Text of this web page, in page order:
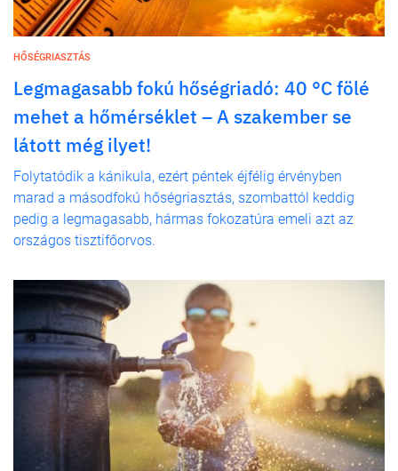
HŐSÉGRIASZTÁS
Legmagasabb fokú hőségriadó: 40 °C fölé
mehet a hőmérséklet – A szakember se
látott még ilyet!
Folytatódik a kánikula, ezért péntek éjfélig érvényben
marad a másodfokú hőségriasztás, szombattól keddig
pedig a legmagasabb, hármas fokozatúra emeli azt az
országos tisztifőorvos.